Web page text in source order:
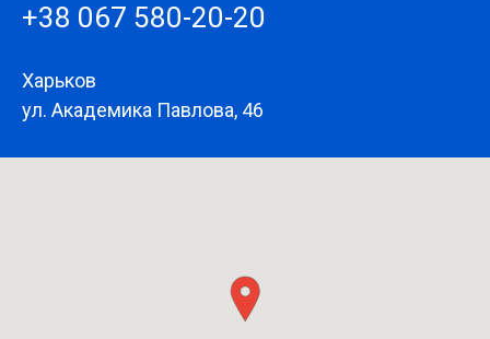
+38 067 580-20-20
Харьков
ул. Академика Павлова, 46